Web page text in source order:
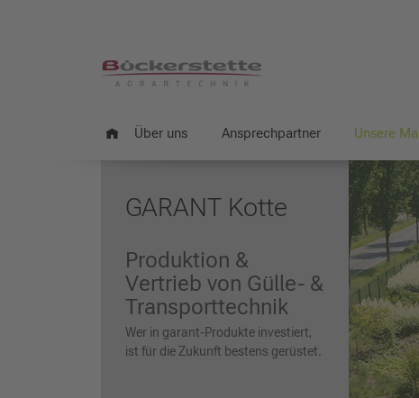
Über uns Ansprechpartner Unsere
GARANT Kotte
Produktion &
Vertrieb von Gülle- &
Transporttechnik
Wer in garant-Produkte investiert,
ist für die Zukunft bestens gerüstet.